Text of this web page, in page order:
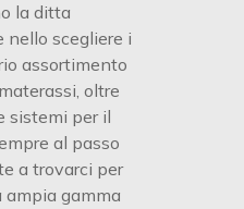
la ditta
nello scegliere i
assortimento
oltre
sistemi per il
al passo
a trovarci per
ampia gamma